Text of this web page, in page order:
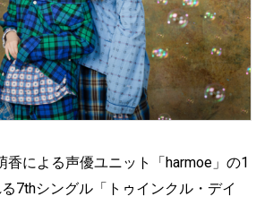
香による声優ユニット「harmoe」の1
7thシングル「トゥインクル・デイ